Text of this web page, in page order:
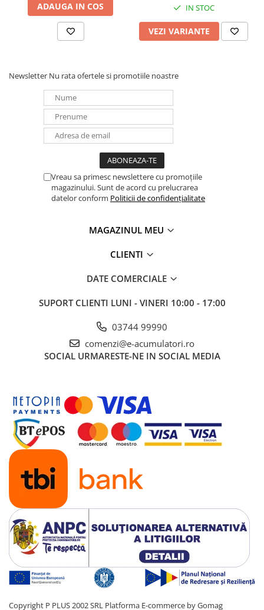
ADAUGA IN COS IN STOC
VEZI VARIANTE
Newsletter Nu rata ofertele si promotiile noastre
Vreau sa primesc newslettere cu promoțiile
magazinului. Sunt de acord cu prelucrarea
datelor conform Politicii de confidențialitate
MAGAZINUL MEU
CLIENTI
DATE COMERCIALE
SUPORT CLIENTI LUNI - VINERI 10:00 - 17:00
03744 99990
comenzi@e-acumulatori.ro
SOCIAL URMARESTE-NE IN SOCIAL MEDIA
Copyright P PLUS 2002 SRL Platforma E-commerce by Gomag